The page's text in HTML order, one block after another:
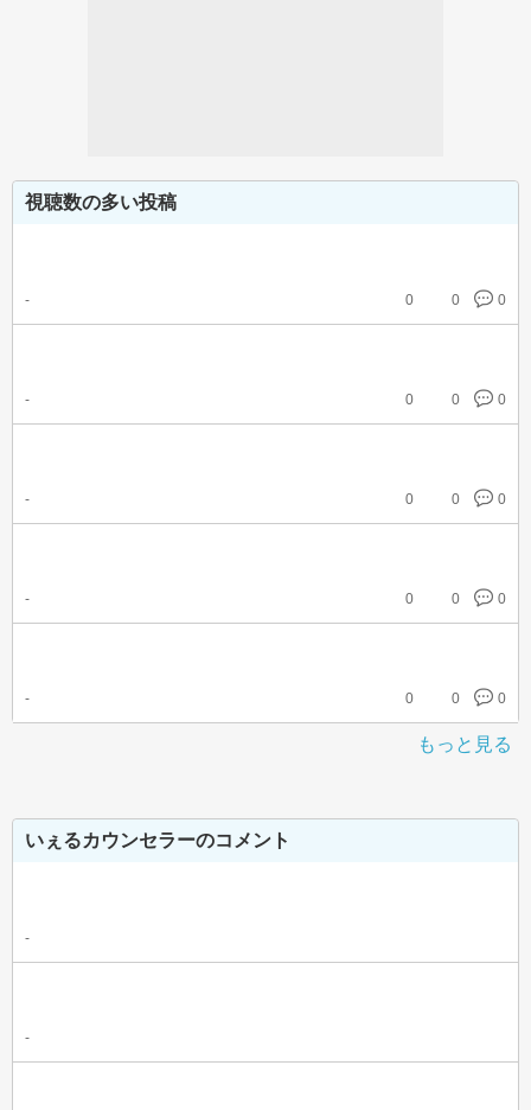
視聴数の多い投稿
- 0 0 0
- 0 0 0
- 0 0 0
- 0 0 0
- 0 0 0
もっと見る
いぇるカウンセラーのコメント
-
-